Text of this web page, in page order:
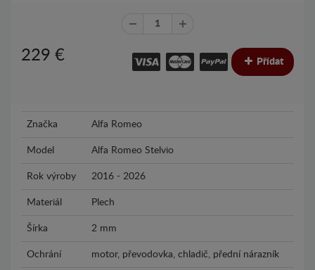
229 € Přídat
Značka Alfa Romeo
Model Alfa Romeo Stelvio
Rok výroby 2016 - 2026
Materiál Plech
Šírka 2 mm
Ochrání motor, převodovka, chladič, přední nárazník